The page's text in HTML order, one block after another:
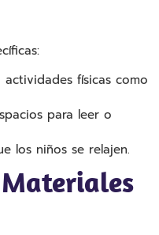
actividades físicas como
para leer o
los niños se relajen.
Materiales